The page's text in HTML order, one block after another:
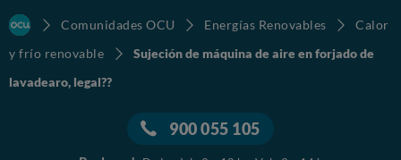
Comunidades OCU Energías Renovables
Calor
y frío renovable
Sujeción de máquina de aire en forjado de
lavadearo, legal??
900 055 105